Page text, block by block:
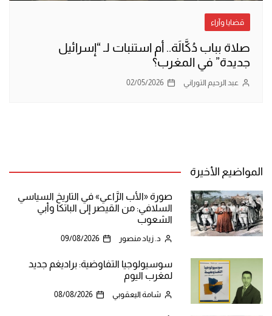
قضايا وآراء
صلاة بباب دُكَّالَة.. أم استنبات لـ “إسرائيل
جديدة” في المغرب؟
عبد الرحيم التوراني 02/05/2026
المواضيع الأخيرة
صورة «الأب الرَّاعي» في التاريخ السياسي
السلافي: من القيصر إلى الباتكا وأبي
الشعوب
د. زياد منصور 09/08/2026
سوسيولوجيا التفاوضية: براديغم جديد
لمغرب اليوم
شامة اليعقوبي 08/08/2026